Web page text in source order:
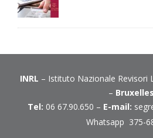
INRL – Istituto Nazionale Revisori
– Bruxelles
Tel: 06 67.90.650 – E-mail:
Whatsapp 375-